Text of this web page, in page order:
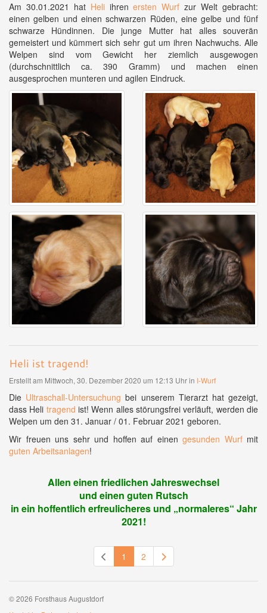
Am 30.01.2021 hat Heliihrenersten Wurf zur Welt gebracht:
einen gelben und einen schwarzen Rüden, eine gelbe und fünf
schwarze Hündinnen. Die junge Mutter hat alles souverän
gemeistert und kümmert sich sehr gut um ihren Nachwuchs. Alle
Welpen sind vom Gewicht her ziemlich ausgewogen
(durchschnittlich ca. 390 Gramm) und machen einen
ausgesprochen munteren und agilen Eindruck.
Heli ist tragend!
Erstellt am Mittwoch, 30. Dezember 2020 um 12:13 Uhr in I-Wurf
Die Ultraschall-Untersuchung bei unserem Tierarzt hat gezeigt,
dass Heli tragend ist! Wenn alles störungsfrei verläuft, werden die
Welpen um den 31. Januar / 01. Februar 2021 geboren.
Wir freuen uns sehr und hoffen auf einen gesunden Wurfmit
guten Arbeitsanlagen!
Allen einen friedlichen Jahreswechsel
und einen guten Rutsch
in ein hoffentlich erfreulicheres und „normaleres“ Jahr
2021!
1 2
© 2026 Forsthaus Augustdorf